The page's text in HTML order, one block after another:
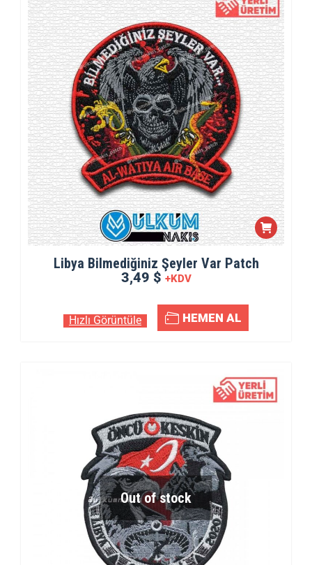
Libya Bilmediğiniz Şeyler Var Patch
3,49 $+KDV
Hızlı Görüntüle HEMEN AL
Out of stock